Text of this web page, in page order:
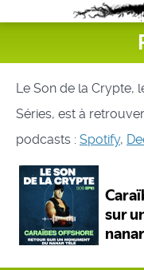
Le Son de la Crypte,
Séries, est à
podcasts : Spotify,